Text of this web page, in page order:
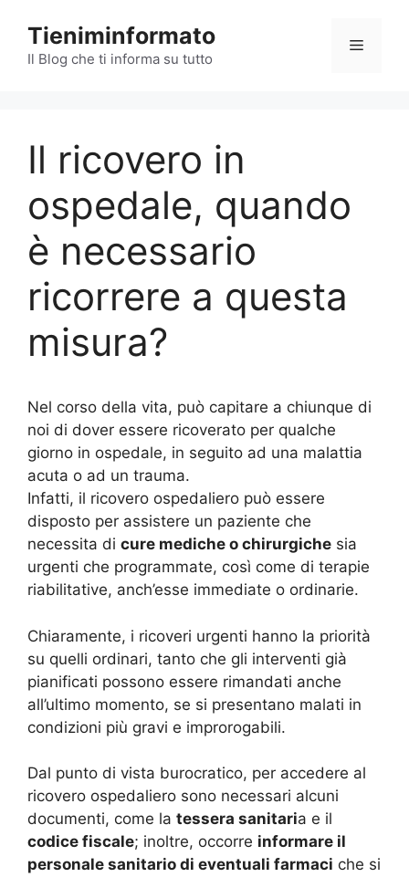
contenuto
Tieniminformato
Il Blog che ti informa su tutto
Menu
Il ricovero in
ospedale, quando
è necessario
ricorrere a questa
misura?
Nel corso della vita, può capitare a chiunque di
noi di dover essere ricoverato per qualche
giorno in ospedale, in seguito ad una malattia
acuta o ad un trauma.
Infatti, il ricovero ospedaliero può essere
disposto per assistere un paziente che
necessita di cure mediche o chirurgiche sia
urgenti che programmate, così come di terapie
riabilitative, anch’esse immediate o ordinarie.
Chiaramente, i ricoveri urgenti hanno la priorità
su quelli ordinari, tanto che gli interventi già
pianificati possono essere rimandati anche
all’ultimo momento, se si presentano malati in
condizioni più gravi e improrogabili.
Dal punto di vista burocratico, per accedere al
ricovero ospedaliero sono necessari alcuni
documenti, come la tessera sanitaria e il
codice fiscale; inoltre, occorre informare il
personale sanitario di eventuali farmaci che si